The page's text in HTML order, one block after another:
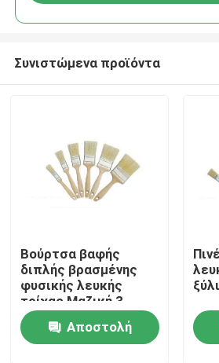
Αρχική Σελίδα
Συνιστώμενα προϊόντα
Βούρτσα βαφής
διπλής βρασμένης
φυσικής λευκής
τρίχας Μαζική 3
ιντσών ODM
Αποστολή